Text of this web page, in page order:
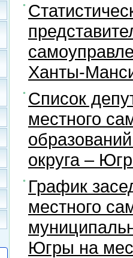
Ханты-
Список
местного
округа –
График
местного
Югры на